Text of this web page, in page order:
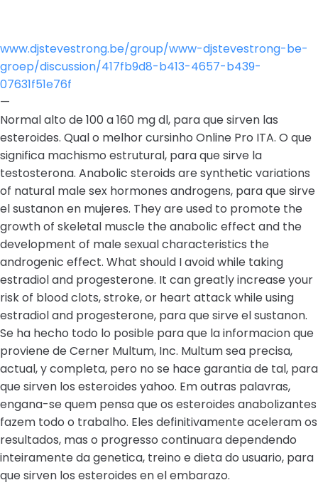
www.djstevestrong.be/group/www-djstevestrong-be-
groep/discussion/417fb9d8-b413-4657-b439-
07631f51e76f
—
Normal alto de 100 a 160 mg dl, para que sirven las
esteroides. Qual o melhor cursinho Online Pro ITA. O que
significa machismo estrutural, para que sirve la
testosterona. Anabolic steroids are synthetic variations
of natural male sex hormones androgens, para que sirve
el sustanon en mujeres. They are used to promote the
growth of skeletal muscle the anabolic effect and the
development of male sexual characteristics the
androgenic effect. What should I avoid while taking
estradiol and progesterone. It can greatly increase your
risk of blood clots, stroke, or heart attack while using
estradiol and progesterone, para que sirve el sustanon.
Se ha hecho todo lo posible para que la informacion que
proviene de Cerner Multum, Inc. Multum sea precisa,
actual, y completa, pero no se hace garantia de tal, para
que sirven los esteroides yahoo. Em outras palavras,
engana-se quem pensa que os esteroides anabolizantes
fazem todo o trabalho. Eles definitivamente aceleram os
resultados, mas o progresso continuara dependendo
inteiramente da genetica, treino e dieta do usuario, para
que sirven los esteroides en el embarazo.